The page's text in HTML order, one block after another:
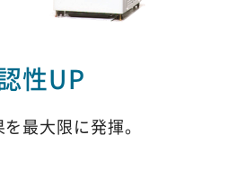
性UP
最大限に発揮。